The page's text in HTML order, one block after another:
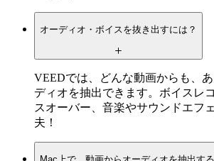
オーディオ・ボイスを抜き出すには？
VEEDでは、どんな動画からも、
ディオを抽出できます。ボイスレ
スオーバー、音楽やサウンドエフ
夫！